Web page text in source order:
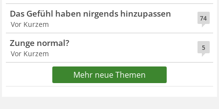
74
Das Gefühl haben nirgends hinzupassen
Vor Kurzem
5
Zunge normal?
Vor Kurzem
Mehr neue Themen